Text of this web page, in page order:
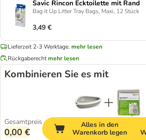
Savic Rincon Ecktoilette mit Rand
Bag it Up Litter Tray Bags, Maxi, 12 Stück
3,49 €
Lieferzeit 2-3 Werktage. mehr lesen
Rückgaberechtmehr lesen
Kombinieren Sie es mit
Gesamtpreis
0,00 €
Alles in den
Warenkorb legen